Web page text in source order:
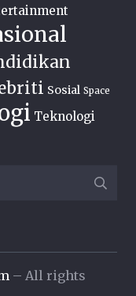
Sosial Space
Teknologi
– All rights